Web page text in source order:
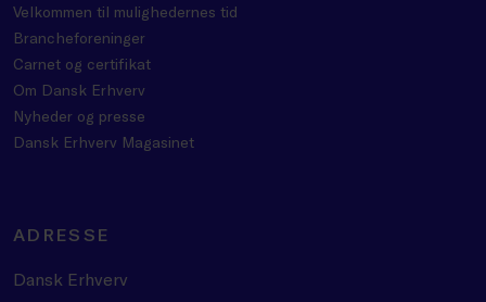
Velkommen til mulighedernes tid
Brancheforeninger
Carnet og certifikat
Om Dansk Erhverv
Nyheder og presse
Dansk Erhverv Magasinet
ADRESSE
Dansk Erhverv